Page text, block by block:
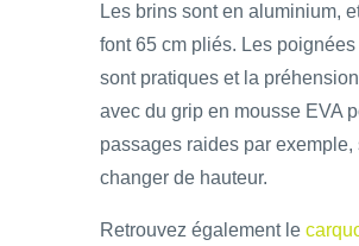
Les brins sont en aluminium,
font 65 cm pliés. Les
sont pratiques et la
avec du grip en mousse EVA
passages raides par exemple,
changer de hauteur.
Retrouvez également le